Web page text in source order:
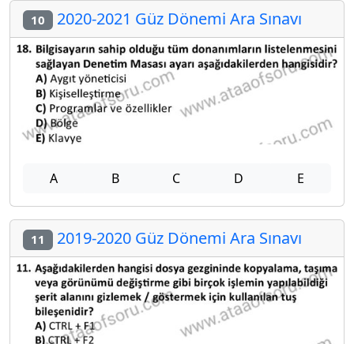
10 2020-2021 Güz Dönemi Ara Sınavı
A B C D E
11 2019-2020 Güz Dönemi Ara Sınavı